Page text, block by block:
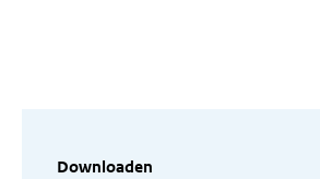
Downloaden